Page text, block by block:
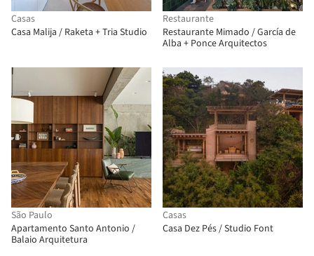
Casas
Casa Malija / Raketa + Tria Studio
Restaurante
Restaurante Mimado / García de
Alba + Ponce Arquitectos
São Paulo
Apartamento Santo Antonio /
Balaio Arquitetura
Casas
Casa Dez Pés / Studio Font